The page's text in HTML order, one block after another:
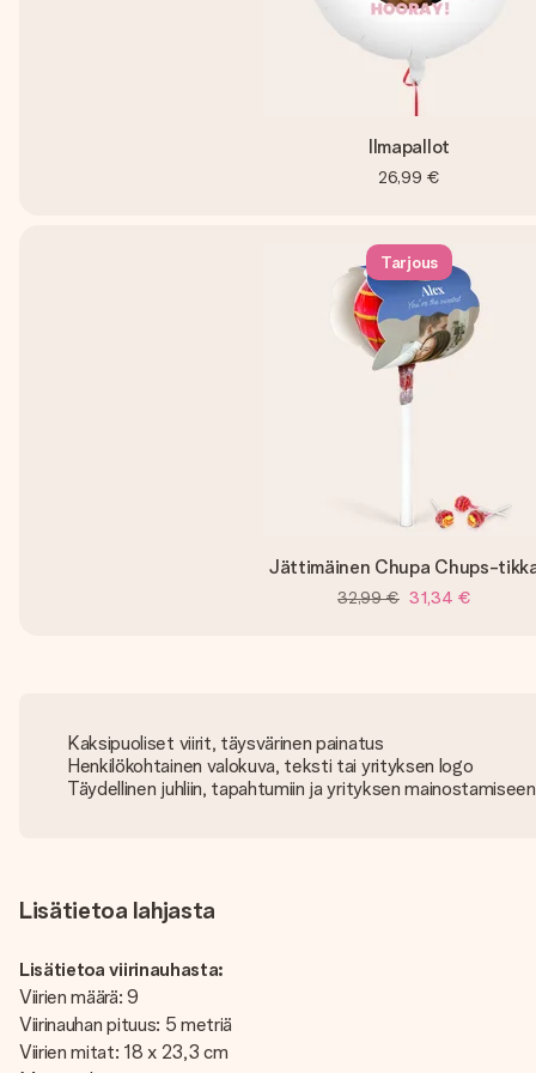
Ilmapallot
26,99 €
Tarjous
Jättimäinen Chupa Chups-
32,99 € 31,34 €
Kaksipuoliset viirit, täysvärinen painatus
Henkilökohtainen valokuva, teksti tai yrityksen logo
Täydellinen juhliin, tapahtumiin ja yrityksen mainostamiseen
Lisätietoa lahjasta
Lisätietoa viirinauhasta:
Viirien määrä: 9
Viirinauhan pituus: 5 metriä
Viirien mitat: 18 x 23,3 cm